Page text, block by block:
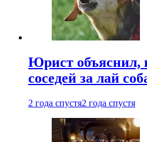
Юрист объяснил,
соседей за лай
2 года спустя2 года спустя